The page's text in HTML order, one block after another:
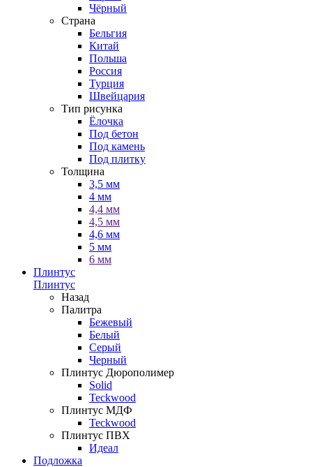
Чёрный
Страна
Бельгия
Китай
Польша
Россия
Турция
Швейцария
Тип рисунка
Ёлочка
Под бетон
Под камень
Под плитку
Толщина
3,5 мм
4 мм
4,4 мм
4,5 мм
4,6 мм
5 мм
6 мм
Плинтус
Плинтус
Назад
Палитра
Бежевый
Белый
Серый
Черный
Плинтус Дюрополимер
Solid
Teckwood
Плинтус МДФ
Teckwood
Плинтус ПВХ
Идеал
Подложка